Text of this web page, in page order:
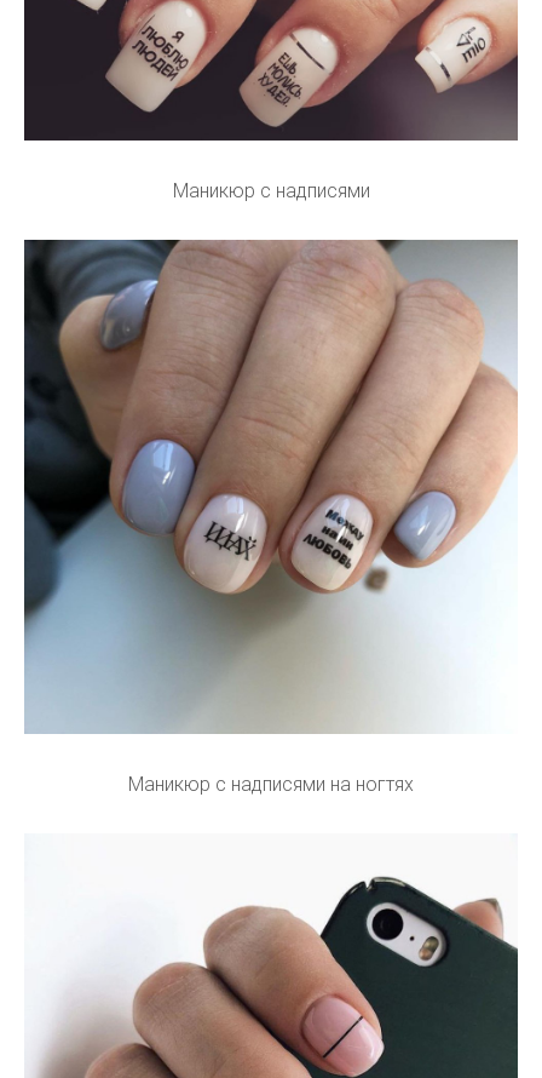
Маникюр с надписями
Маникюр с надписями на ногтях